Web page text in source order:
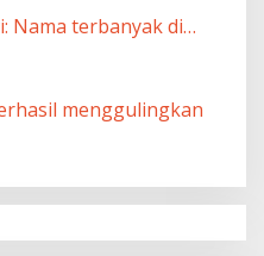
Nama terbanyak di…
menggulingkan